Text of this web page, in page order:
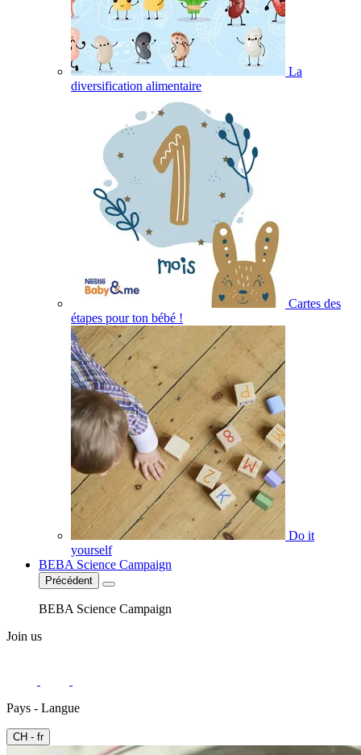
La
diversification alimentaire
Cartes des
étapes pour ton bébé !
Do it
yourself
BEBA Science Campaign
Précédent
BEBA Science Campaign
Join us
Pays - Langue
CH - fr